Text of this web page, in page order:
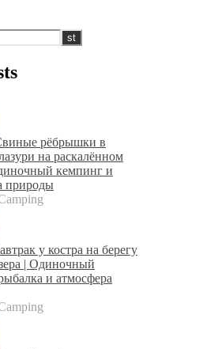
рёбрышки в
на раскалённом
кемпинг и
природы
у костра на берегу
| Одиночный
и атмосфера